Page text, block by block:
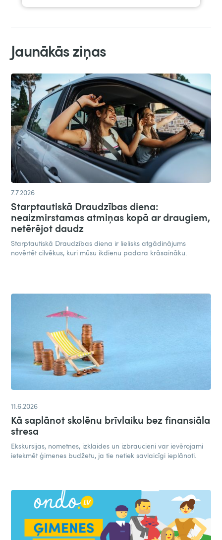
Jaunākās ziņas
7.7.2026
Starptautiskā Draudzības diena:
neaizmirstamas atmiņas kopā ar draugiem,
netērējot daudz​
Starptautiskā Draudzības diena ir lielisks atgādinājums
novērtēt cilvēkus, kuri mūsu ikdienu padara krāsaināku.
11.6.2026
Kā saplānot skolēnu brīvlaiku bez finansiāla
stresa
Ekskursijas, nometnes, izklaides un izbraucieni var ievērojami
ietekmēt ģimenes budžetu, ja tie netiek savlaicīgi ieplānoti.